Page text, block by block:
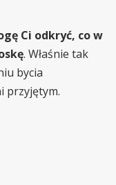
Ci odkryć, co w
. Właśnie tak
bycia
przyjętym.